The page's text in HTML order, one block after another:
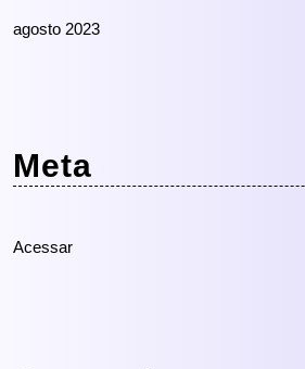
agosto 2023
Meta
Acessar